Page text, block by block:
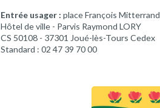
Entrée usager : place François Mitterrand
Hôtel de ville - Parvis Raymond LORY
CS 50108 - 37301 Joué-lès-Tours Cedex
Standard : 02 47 39 70 00